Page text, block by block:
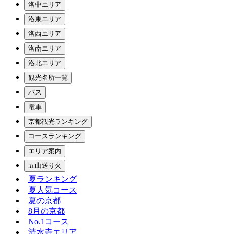
洛中エリア
洛東エリア
洛西エリア
洛南エリア
洛北エリア
観光名所一覧
バス
電車
京都観光ランキング
コースランキング
エリア案内
五山送り火
夏ランキング
夏人気コース
夏の京都
8月の京都
No.1コース
清水寺エリア